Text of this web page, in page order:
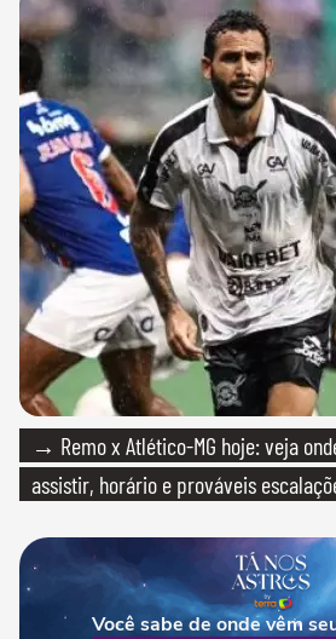
→ Remo x Atlético-MG hoje: veja
assistir, horário e prováveis
Você sabe de onde vêm